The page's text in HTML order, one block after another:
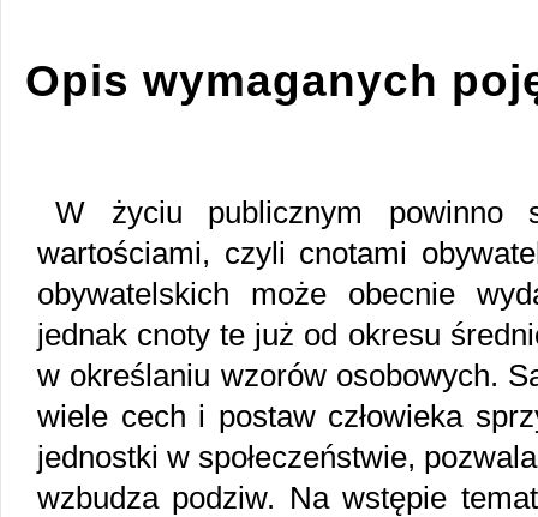
Opis wymaganych
W życiu publicznym powinno
wartościami, czyli cnotami
obywatelskich może obecnie
jednak cnoty te już od okresu
w określaniu wzorów osobowych.
wiele cech i postaw człowieka
jednostki w społeczeństwie,
wzbudza podziw. Na wstępie